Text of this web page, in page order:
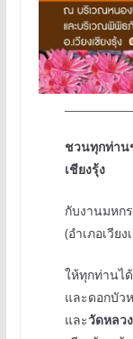
ชวนทุกท่าน
เชียงรุ้ง
กับงานมหก
(อำเภอเวียง
ให้ทุกท่านไ
และดอกบัว
และวัดหลว